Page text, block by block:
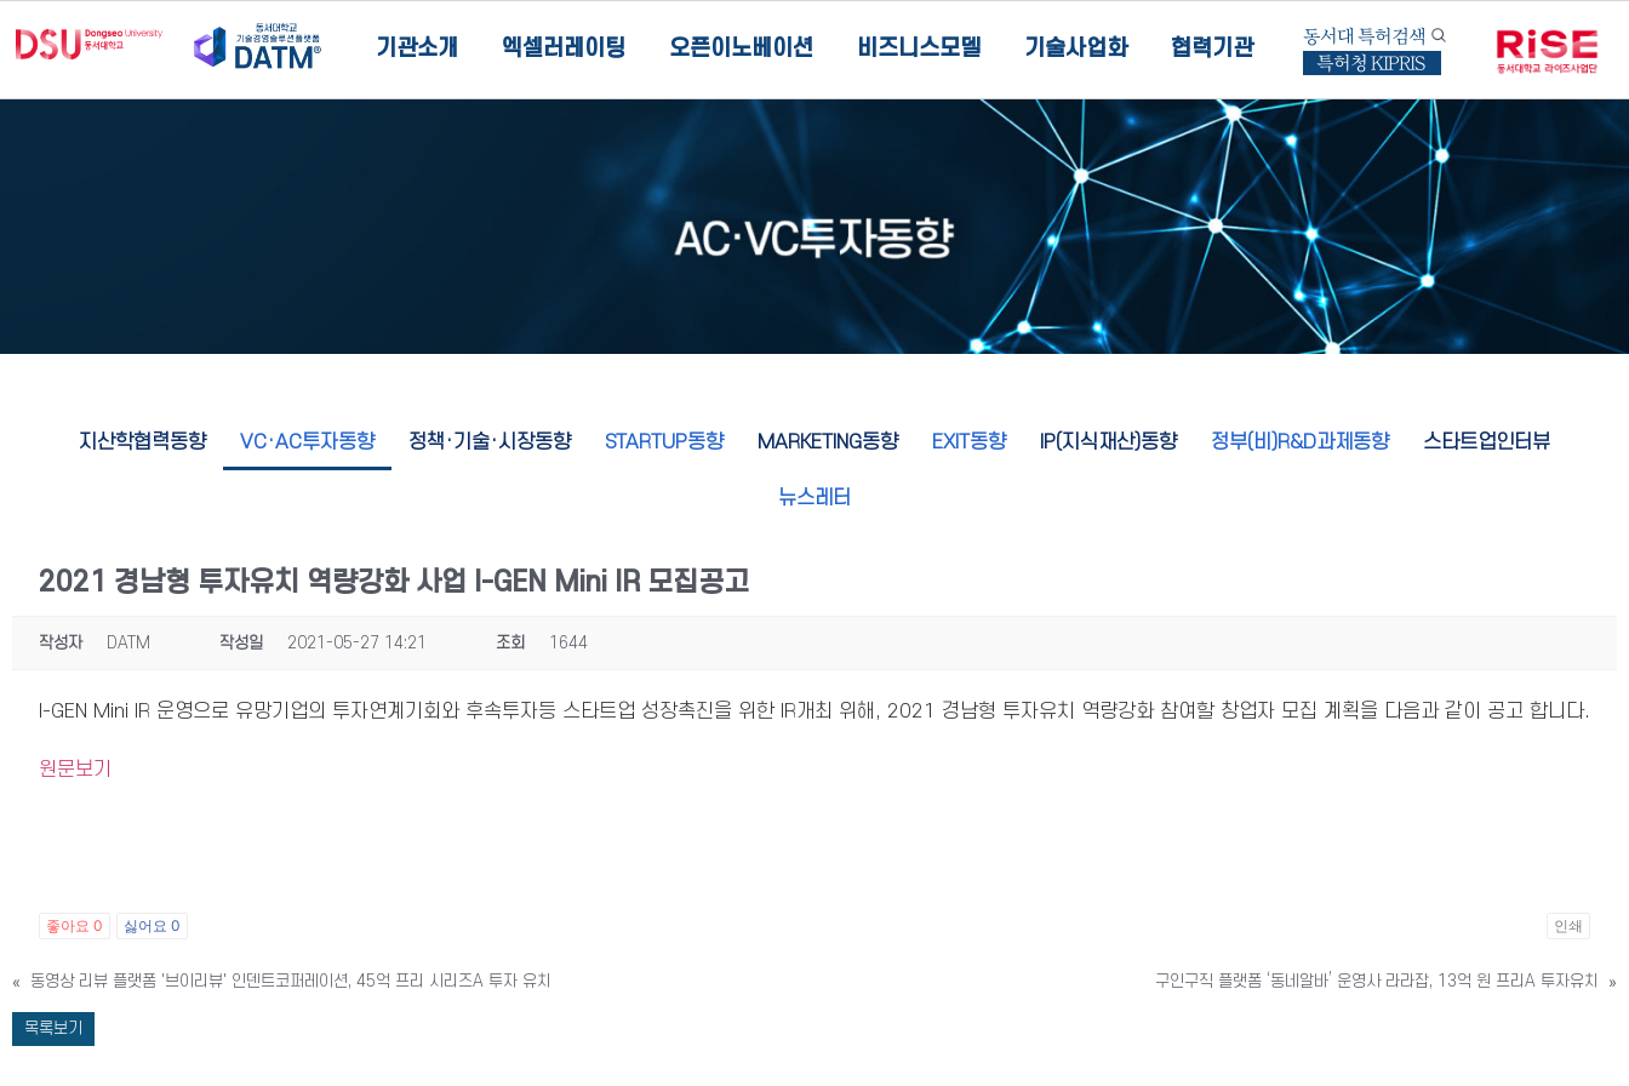
기관소개 엑셀러레이팅 오픈이노베이션 비즈니스모델 기술사업화 협력기관
동서대 특허검색
특허청 KIPRIS
지산학협력동향 VC·AC투자동향 정책·기술·시장동향 STARTUP동향 MARKETING동향 EXIT동향 IP(지식재산)동향 정부(비)R&D과제동향 스타트업인터뷰
뉴스레터
2021 경남형 투자유치 역량강화 사업 I-GEN Mini IR 모집공고
작성자 DATM 작성일 2021-05-27 14:21 조회 1644
I-GEN Mini IR 운영으로 유망기업의 투자연계기회와 후속투자등 스타트업 성장촉진을 위한 IR개최 위해, 2021 경남형 투자유치 역량강화 참여할 창업자 모집 계획을 다음과 같이 공고 합니다.
원문보기
좋아요 0 싫어요 0 인쇄
« 동영상 리뷰 플랫폼 '브이리뷰' 인덴트코퍼레이션, 45억 프리 시리즈A 투자 유치 구인구직 플랫폼 ‘동네알바’ 운영사 라라잡, 13억 원 프리A 투자유치 »
목록보기